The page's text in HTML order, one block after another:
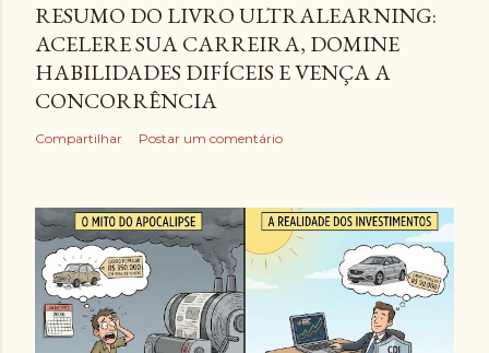
RESUMO DO LIVRO ULTRALEARNING:
ACELERE SUA CARREIRA, DOMINE
HABILIDADES DIFÍCEIS E VENÇA A
CONCORRÊNCIA
Compartilhar Postar um comentário